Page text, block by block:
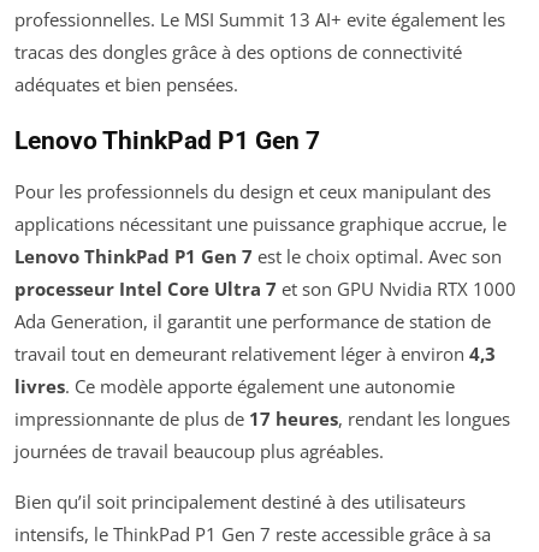
professionnelles. Le MSI Summit 13 AI+ evite également les
tracas des dongles grâce à des options de connectivité
adéquates et bien pensées.
Lenovo ThinkPad P1 Gen 7
Pour les professionnels du design et ceux manipulant des
applications nécessitant une puissance graphique accrue, le
Lenovo ThinkPad P1 Gen 7 est le choix optimal. Avec son
processeur Intel Core Ultra 7 et son GPU Nvidia RTX 1000
Ada Generation, il garantit une performance de station de
travail tout en demeurant relativement léger à environ 4,3
livres. Ce modèle apporte également une autonomie
impressionnante de plus de 17 heures, rendant les longues
journées de travail beaucoup plus agréables.
Bien qu’il soit principalement destiné à des utilisateurs
intensifs, le ThinkPad P1 Gen 7 reste accessible grâce à sa